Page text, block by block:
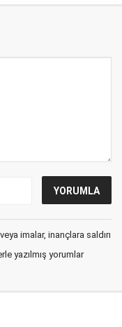
imalar, inançlara saldırı
yazılmış yorumlar